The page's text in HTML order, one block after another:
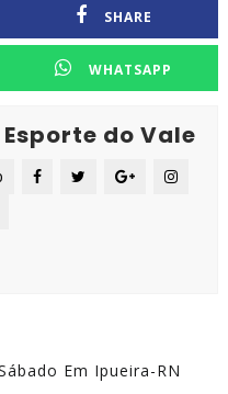
SHARE
WHATSAPP
do Vale
Em Ipueira-RN